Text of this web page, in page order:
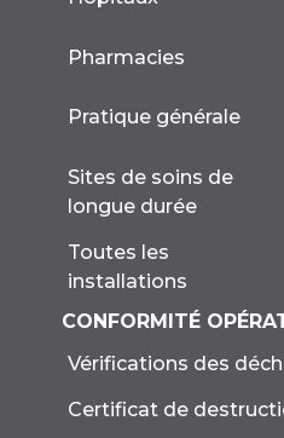
Pharmacies
Pratique générale
Sites de soins de
longue durée
Toutes les
installations
CONFORMITÉ
Vérifications des
Certificat de